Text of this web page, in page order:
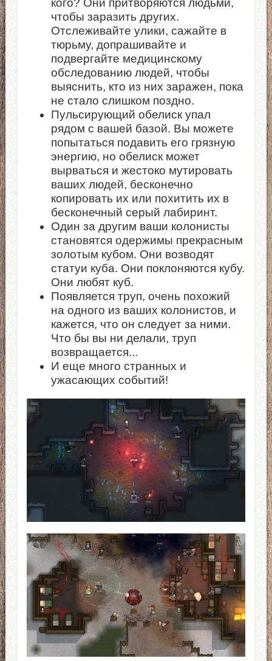
кого? Они притворяются людьми,
чтобы заразить других.
Отслеживайте улики, сажайте в
тюрьму, допрашивайте и
подвергайте медицинскому
обследованию людей, чтобы
выяснить, кто из них заражен, пока
не стало слишком поздно.
Пульсирующий обелиск упал
рядом с вашей базой. Вы можете
попытаться подавить его грязную
энергию, но обелиск может
вырваться и жестоко мутировать
ваших людей, бесконечно
копировать их или похитить их в
бесконечный серый лабиринт.
Один за другим ваши колонисты
становятся одержимы прекрасным
золотым кубом. Они возводят
статуи куба. Они поклоняются кубу.
Они любят куб.
Появляется труп, очень похожий
на одного из ваших колонистов, и
кажется, что он следует за ними.
Что бы вы ни делали, труп
возвращается...
И еще много странных и
ужасающих событий!